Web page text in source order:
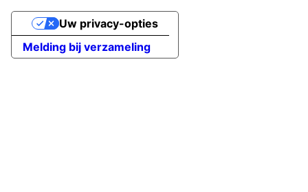
Melding bij verzameling
Uw privacy-opties